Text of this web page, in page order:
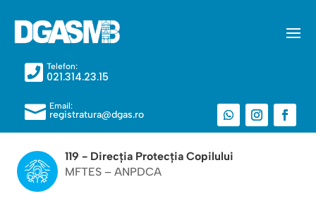
 Telefon:
021.314.23.15
 Email:
registratura@dgas.ro
119 - Direcția Protecția Copilului
MFTES – ANPDCA